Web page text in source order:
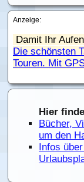
Anzeige:
Damit Ihr
Die schönsten
Touren. Mit
Hier
Bücher,
um den
Infos